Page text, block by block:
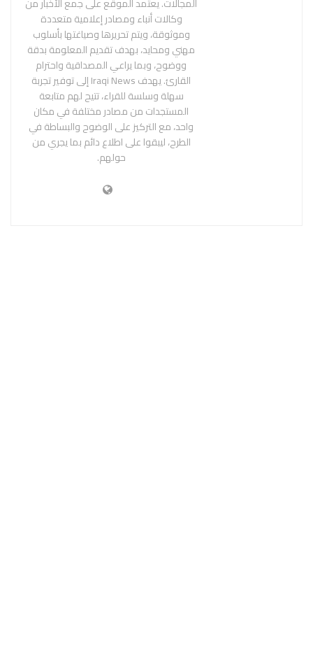
وكالات أنباء ومصادر إعلامية متعددة
وموثوقة، ويتم تحريرها وصياغتها بأسلوب
مهني ومحايد، بهدف تقديم المعلومة بدقة
ووضوح، وبما يراعي المصداقية واحترام
القارئ. يهدف Iraqi News إلى توفير تجربة
سهلة وسلسة للقراء، تتيح لهم متابعة
المستجدات من مصادر مختلفة في مكان
واحد، مع التركيز على الوضوح والبساطة في
الطرح، ليبقوا على اطلاع دائم بما يجري من
حولهم.